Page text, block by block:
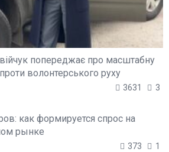
попереджає про масштабну
волонтерського руху
3631 3
как формируется спрос на
рынке
373 1